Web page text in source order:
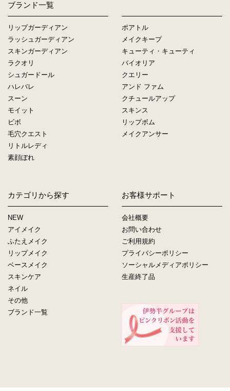
ブランド一覧
リップガーディアン
ラッシュガーディアン
スキンガーディアン
ラクオリ
シュガードール
ハレバレ
スーン
モイット
ビボ
毛穴クエスト
リトルレディ
素顔ぼれ
ポアトル
メイクキープ
キューティ・キューティ
バイオリア
クエリー
アンド ファム
クチュールアップ
スキンス
リップボム
メイクアンサー
カテゴリから探す
NEW
アイメイク
ふたえメイク
リップメイク
ベースメイク
スキンケア
ネイル
その他
ブランド一覧
お客様サポート
会社概要
お問い合わせ
ご利用規約
プライバシーポリシー
ソーシャルメディアポリシー
生産終了品